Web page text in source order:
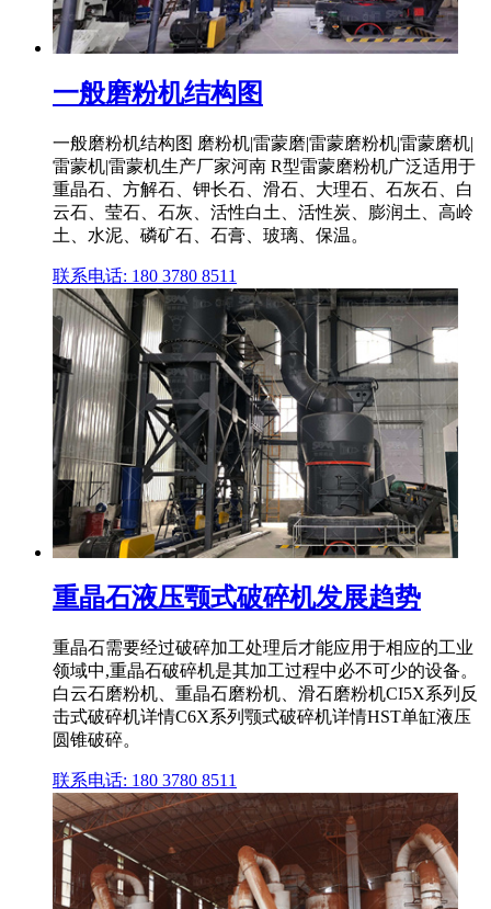
一般磨粉机结构图
一般磨粉机结构图 磨粉机|雷蒙磨|雷蒙磨粉机|雷蒙磨机|
雷蒙机|雷蒙机生产厂家河南 R型雷蒙磨粉机广泛适用于
重晶石、方解石、钾长石、滑石、大理石、石灰石、白
云石、莹石、石灰、活性白土、活性炭、膨润土、高岭
土、水泥、磷矿石、石膏、玻璃、保温。
联系电话: 180 3780 8511
重晶石液压颚式破碎机发展趋势
重晶石需要经过破碎加工处理后才能应用于相应的工业
领域中,重晶石破碎机是其加工过程中必不可少的设备。
白云石磨粉机、重晶石磨粉机、滑石磨粉机CI5X系列反
击式破碎机详情C6X系列颚式破碎机详情HST单缸液压
圆锥破碎。
联系电话: 180 3780 8511